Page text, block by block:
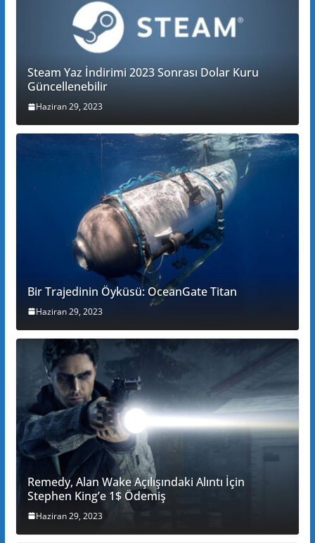
Steam Yaz İndirimi 2023 Sonrası Dolar Kuru
Güncellenebilir
Haziran 29, 2023
Bir Trajedinin Öyküsü: OceanGate Titan
Haziran 29, 2023
Remedy, Alan Wake Açılışındaki Alıntı İçin
Stephen King’e 1$ Ödemiş
Haziran 29, 2023